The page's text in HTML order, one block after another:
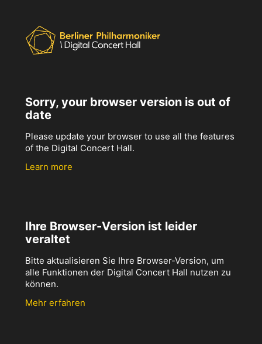
Sorry, your browser version is out of
date
Please update your browser to use all the features
of the Digital Concert Hall.
Learn more
Ihre Browser-Version ist leider
veraltet
Bitte aktualisieren Sie Ihre Browser-Version, um
alle Funktionen der Digital Concert Hall nutzen zu
können.
Mehr erfahren